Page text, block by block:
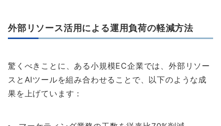
外部リソース活用による運用負荷の軽減方法
驚くべきことに、ある小規模EC企業では、外部リソー
スとAIツールを組み合わせることで、以下のような成
果を上げています：